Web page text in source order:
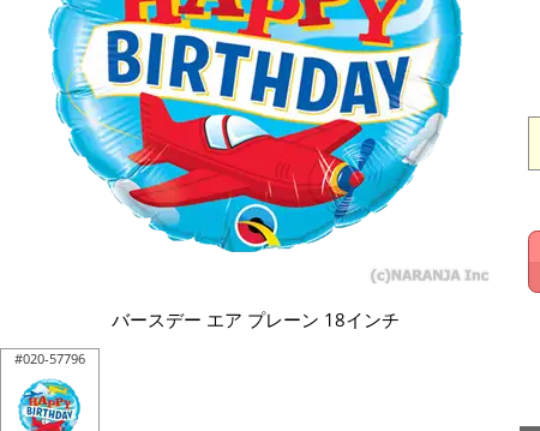
バースデー エア プレーン 18インチ
#020-57796